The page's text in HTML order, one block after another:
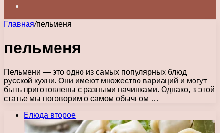
Главная/пельменя
пельменя
Пельмени — это одно из самых популярных блюд
русской кухни. Они имеют множество вариаций и могут
быть приготовлены с разными начинками. Однако, в этой
статье мы поговорим о самом обычном …
Блюда второе